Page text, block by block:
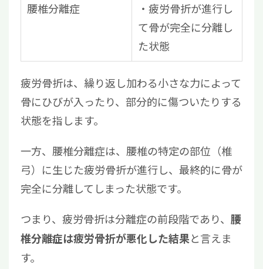
腰椎分離症
・疲労骨折が進行し
て骨が完全に分離し
た状態
疲労骨折は、繰り返し加わる小さな力によって
骨にひびが入ったり、部分的に傷ついたりする
状態を指します。
一方、腰椎分離症は、腰椎の特定の部位（椎
弓）に生じた疲労骨折が進行し、最終的に骨が
完全に分離してしまった状態です。
つまり、疲労骨折は分離症の前段階であり、 腰
椎分離症は疲労骨折が悪化した結果と言えま
す。